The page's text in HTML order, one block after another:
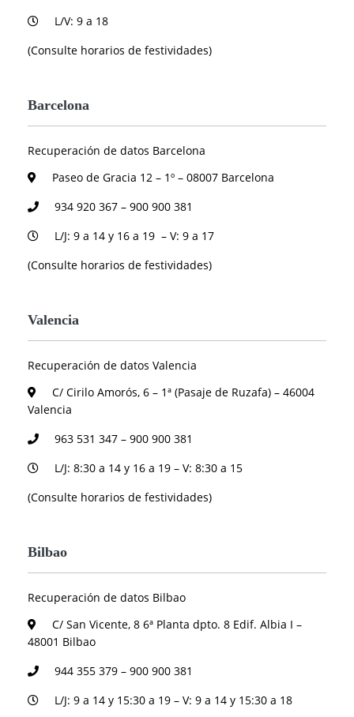
L/V: 9 a 18
(Consulte horarios de festividades)
Barcelona
Recuperación de datos Barcelona
Paseo de Gracia 12 – 1º – 08007 Barcelona
934 920 367 – 900 900 381
L/J: 9 a 14 y 16 a 19 – V: 9 a 17
(Consulte horarios de festividades)
Valencia
Recuperación de datos Valencia
C/ Cirilo Amorós, 6 – 1ª (Pasaje de Ruzafa) – 46004
Valencia
963 531 347 – 900 900 381
L/J: 8:30 a 14 y 16 a 19 – V: 8:30 a 15
(Consulte horarios de festividades)
Bilbao
Recuperación de datos Bilbao
C/ San Vicente, 8 6ª Planta dpto. 8 Edif. Albia I –
48001 Bilbao
944 355 379 – 900 900 381
L/J: 9 a 14 y 15:30 a 19 – V: 9 a 14 y 15:30 a 18